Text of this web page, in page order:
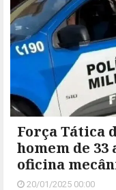
Força Tática
homem de 33
oficina
20/01/2025 00:00